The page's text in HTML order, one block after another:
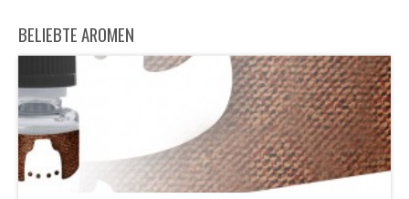
BELIEBTE AROMEN